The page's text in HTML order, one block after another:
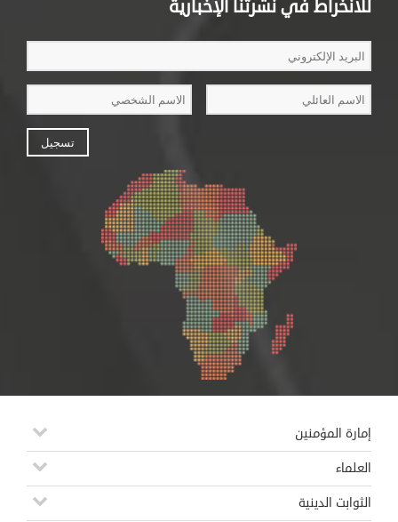
للانخراط في نشرتنا الإخبارية
إمارة المؤمنين
العلماء
الثوابت الدينية